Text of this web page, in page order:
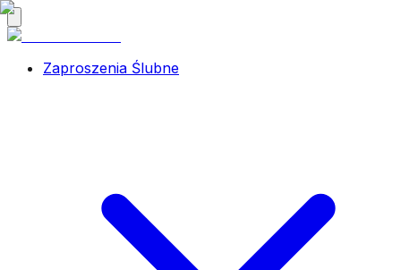
Zaproszenia Ślubne